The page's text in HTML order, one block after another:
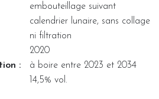
embouteillage suivant
calendrier lunaire, sans collage
ni filtration
2020
:
à boire entre 2023 et 2034
14,5% vol.